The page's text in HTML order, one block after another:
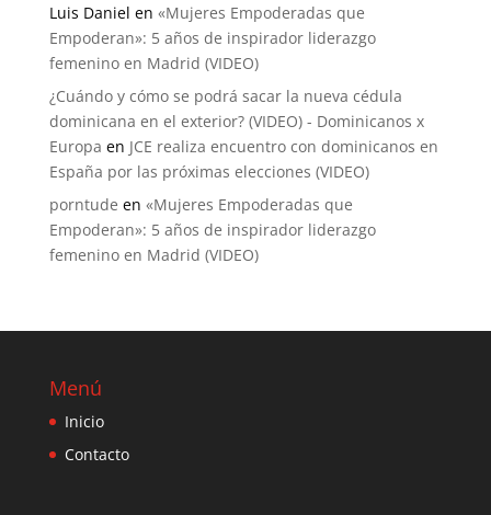
Luis Daniel en «Mujeres Empoderadas que
Empoderan»: 5 años de inspirador liderazgo
femenino en Madrid (VIDEO)
¿Cuándo y cómo se podrá sacar la nueva cédula
dominicana en el exterior? (VIDEO) - Dominicanos x
Europa en JCE realiza encuentro con dominicanos en
España por las próximas elecciones (VIDEO)
porntude en «Mujeres Empoderadas que
Empoderan»: 5 años de inspirador liderazgo
femenino en Madrid (VIDEO)
Menú
Inicio
Contacto